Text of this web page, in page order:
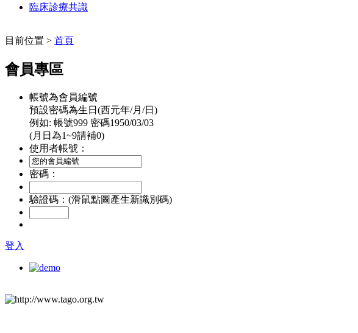
臨床診療共識
目前位置 > 首頁
會員專區
帳號為會員編號
預設密碼為生日(西元年/月/日)
例如: 帳號999 密碼1950/03/03
(月日為1~9請補0)
使用者帳號：
密碼：
驗證碼：(滑鼠點圖產生新識別碼)
登入